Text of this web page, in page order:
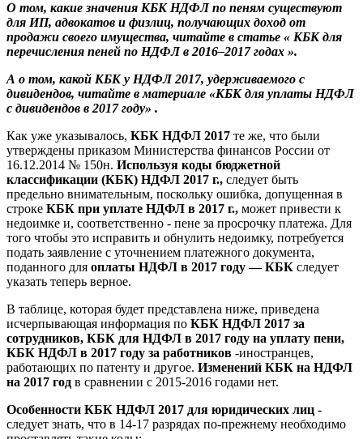
О том, какие значения КБК НДФЛ по пеням существуют
для ИП, адвокатов и физлиц, получающих доход от
продажи своего имущества, читайте в статье « КБК для
перечисления пеней по НДФЛ в 2016–2017 годах ».
А о том, какой КБК у НДФЛ 2017, удерживаемого с
дивидендов, читайте в материале «КБК для уплаты НДФЛ
с дивидендов в 2017 году» .
Как уже указывалось, КБК НДФЛ 2017 те же, что были
утверждены приказом Министерства финансов России от
16.12.2014 № 150н. Используя коды бюджетной
классификации (КБК) НДФЛ 2017 г., следует быть
предельно внимательным, поскольку ошибка, допущенная в
строке КБК при уплате НДФЛ в 2017 г., может привести к
недоимке и, соответственно - пене за просрочку платежа. Для
того чтобы это исправить и обнулить недоимку, потребуется
подать заявление с уточнением платежного документа,
поданного для оплаты НДФЛ в 2017 году — КБК следует
указать теперь верное.
В таблице, которая будет представлена ниже, приведена
исчерпывающая информация по КБК НДФЛ 2017 за
сотрудников, КБК для НДФЛ в 2017 году на уплату пени,
КБК НДФЛ в 2017 году за работников -иностранцев,
работающих по патенту и другое. Изменений КБК на НДФЛ
на 2017 год в сравнении с 2015-2016 годами нет.
Особенности КБК НДФЛ 2017 для юридических лиц -
следует знать, что в 14-17 разрядах по-прежнему необходимо